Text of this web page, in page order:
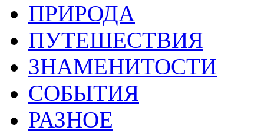
ПРИРОДА
ПУТЕШЕСТВИЯ
ЗНАМЕНИТОСТИ
СОБЫТИЯ
РАЗНОЕ